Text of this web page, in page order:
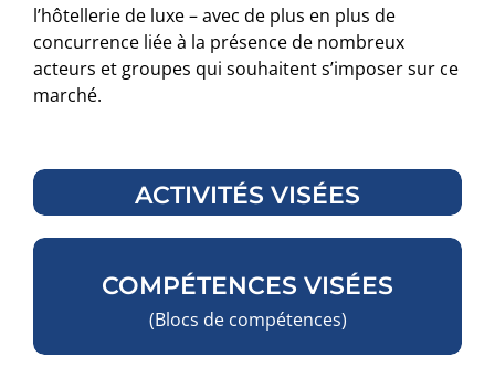
l’hôtellerie de luxe – avec de plus en plus de
concurrence liée à la présence de nombreux
acteurs et groupes qui souhaitent s’imposer sur ce
marché.
ACTIVITÉS VISÉES
COMPÉTENCES VISÉES
(Blocs de compétences)